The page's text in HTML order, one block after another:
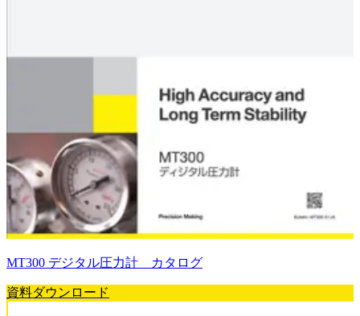
MT300 デジタル圧力計 カタログ
資料ダウンロード